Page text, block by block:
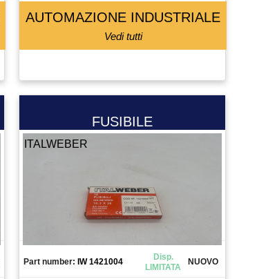
AUTOMAZIONE INDUSTRIALE
Vedi tutti
FUSIBILE
ITALWEBER
Part number: IW 1421004
Disp.
LIMITATA
NUOVO